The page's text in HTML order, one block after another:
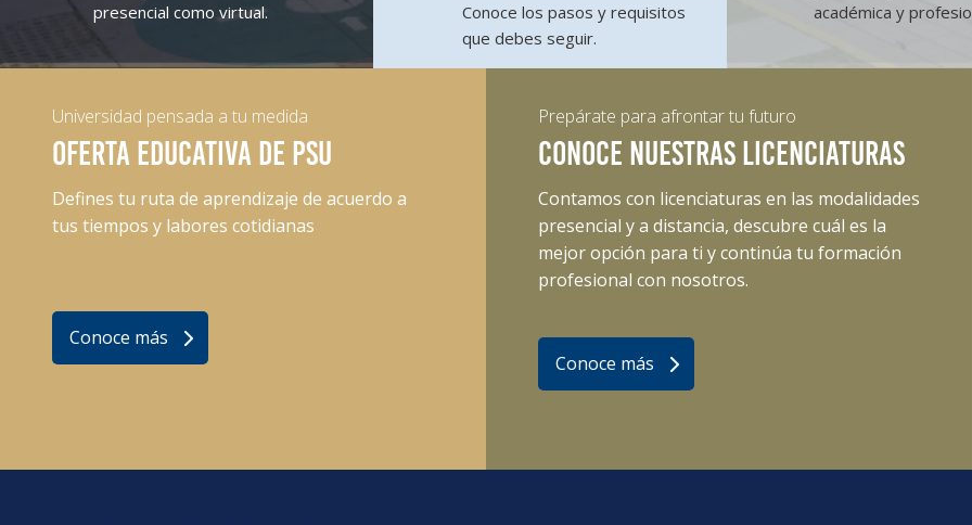
presencial como virtual.
Conoce los pasos y requisitos
que debes seguir.
académica y
Universidad pensada a tu medida
OFERTA EDUCATIVA DE PSU
Defines tu ruta de aprendizaje de acuerdo a
tus tiempos y labores cotidianas
Conoce más
Prepárate para afrontar tu futuro
CONOCE NUESTRAS LICENCIATURAS
Contamos con licenciaturas en las modalidades
presencial y a distancia, descubre cuál es la
mejor opción para ti y continúa tu formación
profesional con nosotros.
Conoce más